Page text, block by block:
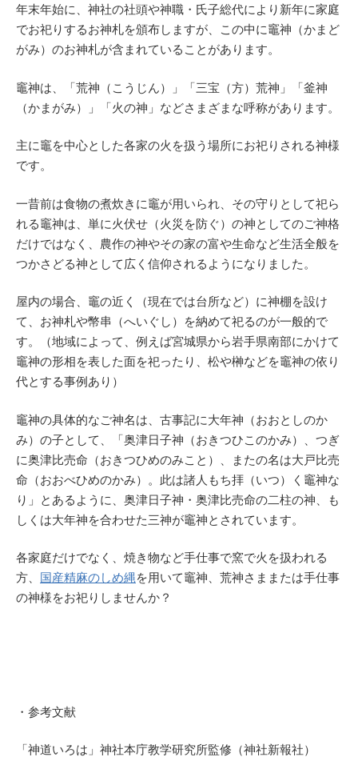
年末年始に、神社の社頭や神職・氏子総代により新年に家庭
でお祀りするお神札を頒布しますが、この中に竈神（かまど
がみ）のお神札が含まれていることがあります。
竈神は、「荒神（こうじん）」「三宝（方）荒神」「釜神
（かまがみ）」「火の神」などさまざまな呼称があります。
主に竈を中心とした各家の火を扱う場所にお祀りされる神様
です。
一昔前は食物の煮炊きに竈が用いられ、その守りとして祀ら
れる竈神は、単に火伏せ（火災を防ぐ）の神としてのご神格
だけではなく、農作の神やその家の富や生命など生活全般を
つかさどる神として広く信仰されるようになりました。
屋内の場合、竈の近く（現在では台所など）に神棚を設け
て、お神札や幣串（へいぐし）を納めて祀るのが一般的で
す。（地域によって、例えば宮城県から岩手県南部にかけて
竈神の形相を表した面を祀ったり、松や榊などを竈神の依り
代とする事例あり）
竈神の具体的なご神名は、古事記に大年神（おおとしのか
み）の子として、「奥津日子神（おきつひこのかみ）、つぎ
に奥津比売命（おきつひめのみこと）、またの名は大戸比売
命（おおべひめのかみ）。此は諸人もち拝（いつ）く竈神な
り」とあるように、奥津日子神・奥津比売命の二柱の神、も
しくは大年神を合わせた三神が竈神とされています。
各家庭だけでなく、焼き物など手仕事で窯で火を扱われる
方、 国産精麻のしめ縄を用いて竈神、荒神さままたは手仕事
の神様をお祀りしませんか？
・参考文献
「神道いろは」神社本庁教学研究所監修（神社新報社）